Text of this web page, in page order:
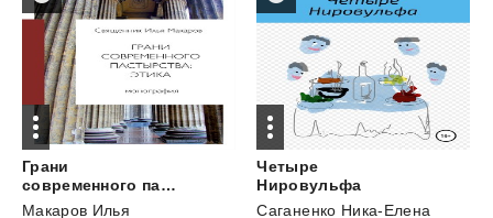
Грани
современного пастырства: этика
Макаров Илья
Четыре
Нировульфа
Саганенко Ника-Елена